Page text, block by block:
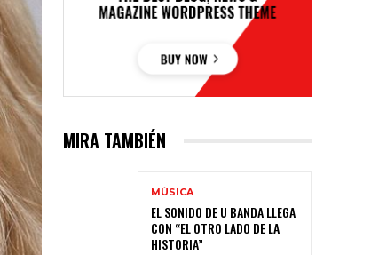
MIRA TAMBIÉN
MÚSICA
EL SONIDO DE U BANDA LLEGA
CON “EL OTRO LADO DE LA
HISTORIA”